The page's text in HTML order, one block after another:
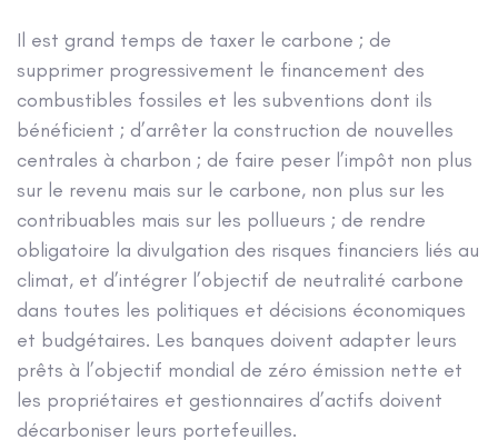
Il est grand temps de taxer le carbone ; de
supprimer progressivement le financement des
combustibles fossiles et les subventions dont ils
bénéficient ; d’arrêter la construction de nouvelles
centrales à charbon ; de faire peser l’impôt non plus
sur le revenu mais sur le carbone, non plus sur les
contribuables mais sur les pollueurs ; de rendre
obligatoire la divulgation des risques financiers liés au
climat, et d’intégrer l’objectif de neutralité carbone
dans toutes les politiques et décisions économiques
et budgétaires. Les banques doivent adapter leurs
prêts à l’objectif mondial de zéro émission nette et
les propriétaires et gestionnaires d’actifs doivent
décarboniser leurs portefeuilles.